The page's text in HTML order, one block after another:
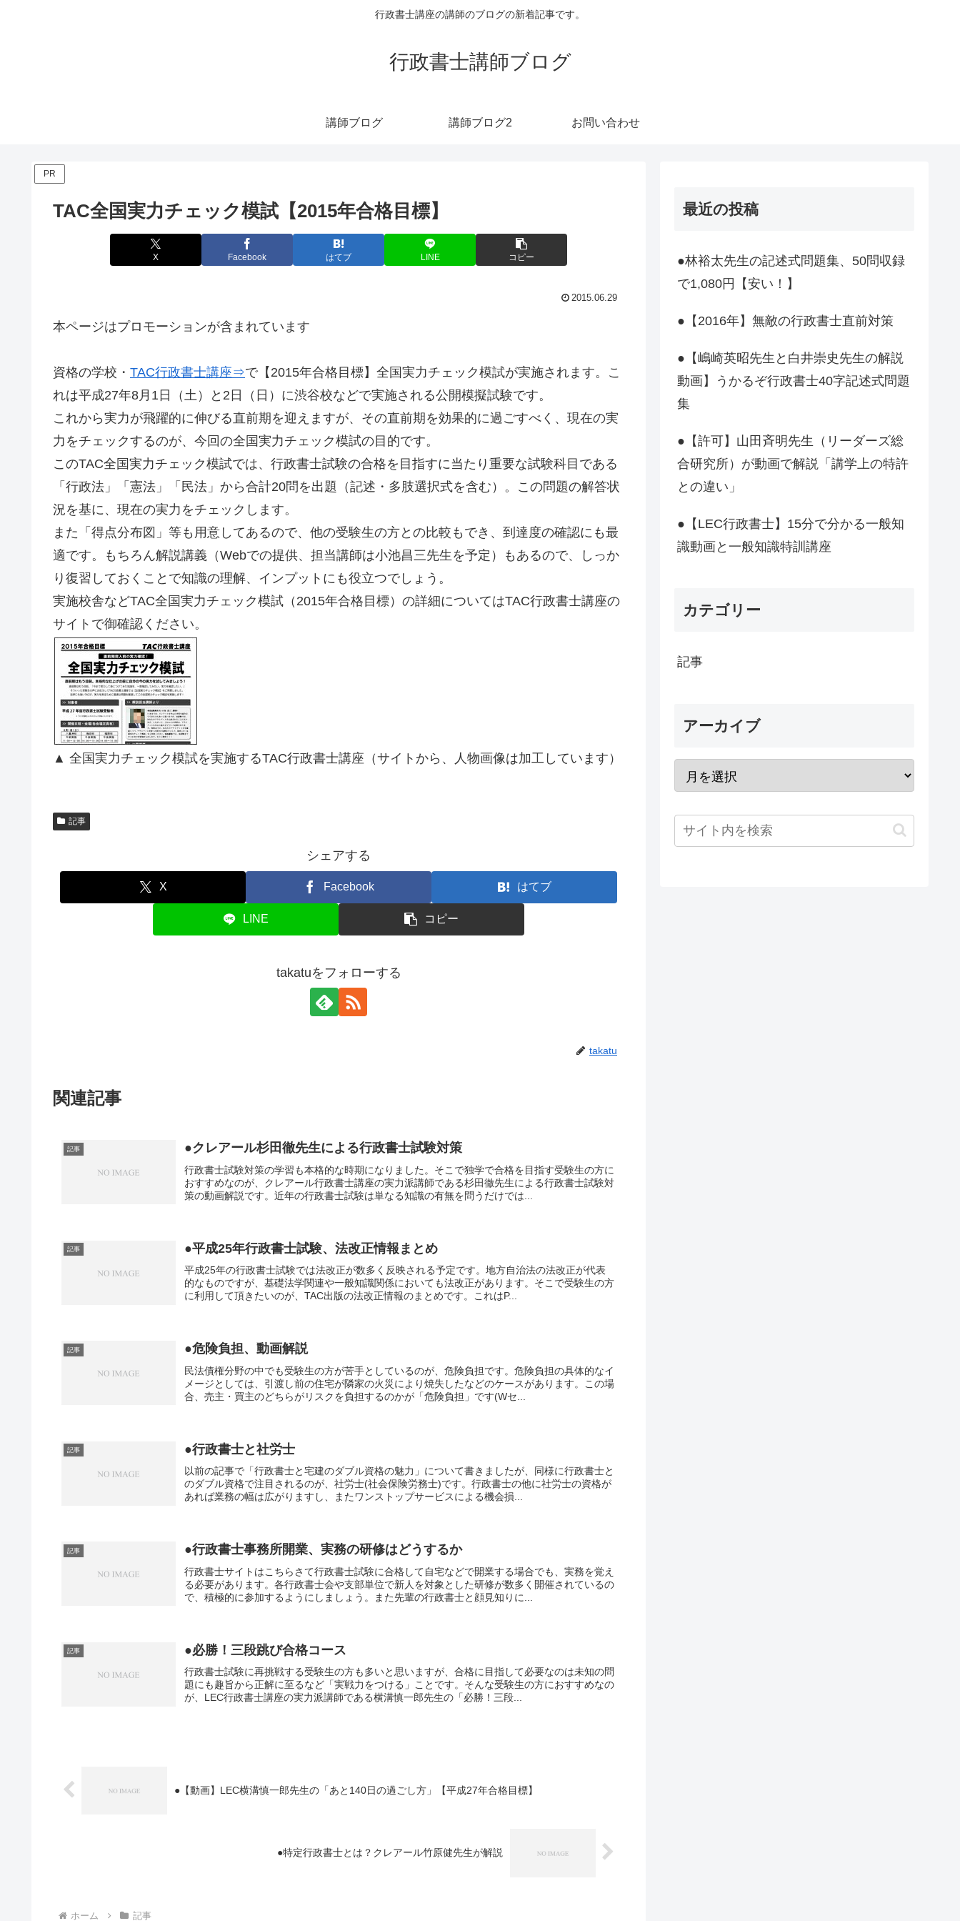
行政書士講座の講師のブログの新着記事です。
行政書士講師ブログ
講師ブログ 講師ブログ2 お問い合わせ
PR
TAC全国実力チェック模試【2015年合格目標】
X Facebook はてブ LINE コピー
2015.06.29
本ページはプロモーションが含まれています
資格の学校・ TAC行政書士講座⇒で【2015年合格目標】全国実力チェック模試が実施されます。こ
れは平成27年8月1日（土）と2日（日）に渋谷校などで実施される公開模擬試験です。
これから実力が飛躍的に伸びる直前期を迎えますが、その直前期を効果的に過ごすべく、現在の実
力をチェックするのが、今回の全国実力チェック模試の目的です。
このTAC全国実力チェック模試では、行政書士試験の合格を目指すに当たり重要な試験科目である
「行政法」「憲法」「民法」から合計20問を出題（記述・多肢選択式を含む）。この問題の解答状
況を基に、現在の実力をチェックします。
また「得点分布図」等も用意してあるので、他の受験生の方との比較もでき、到達度の確認にも最
適です。もちろん解説講義（Webでの提供、担当講師は小池昌三先生を予定）もあるので、しっか
り復習しておくことで知識の理解、インプットにも役立つでしょう。
実施校舎などTAC全国実力チェック模試（2015年合格目標）の詳細についてはTAC行政書士講座の
サイトで御確認ください。
▲ 全国実力チェック模試を実施するTAC行政書士講座（サイトから、人物画像は加工しています）
記事
シェアする
X Facebook はてブ
LINE コピー
takatuをフォローする
takatu
関連記事
記事 ●クレアール杉田徹先生による行政書士試験対策
行政書士試験対策の学習も本格的な時期になりました。そこで独学で合格を目指す受験生の方に
おすすめなのが、クレアール行政書士講座の実力派講師である杉田徹先生による行政書士試験対
策の動画解説です。近年の行政書士試験は単なる知識の有無を問うだけでは...
記事 ●平成25年行政書士試験、法改正情報まとめ
平成25年の行政書士試験では法改正が数多く反映される予定です。地方自治法の法改正が代表
的なものですが、基礎法学関連や一般知識関係においても法改正があります。そこで受験生の方
に利用して頂きたいのが、TAC出版の法改正情報のまとめです。これはP...
記事 ●危険負担、動画解説
民法債権分野の中でも受験生の方が苦手としているのが、危険負担です。危険負担の具体的なイ
メージとしては、引渡し前の住宅が隣家の火災により焼失したなどのケースがあります。この場
合、売主・買主のどちらがリスクを負担するのかが「危険負担」です(Wセ...
記事 ●行政書士と社労士
以前の記事で「行政書士と宅建のダブル資格の魅力」について書きましたが、同様に行政書士と
のダブル資格で注目されるのが、社労士(社会保険労務士)です。行政書士の他に社労士の資格が
あれば業務の幅は広がりますし、またワンストップサービスによる機会損...
記事 ●行政書士事務所開業、実務の研修はどうするか
行政書士サイトはこちらさて行政書士試験に合格して自宅などで開業する場合でも、実務を覚え
る必要があります。各行政書士会や支部単位で新人を対象とした研修が数多く開催されているの
で、積極的に参加するようにしましょう。また先輩の行政書士と顔見知りに...
記事 ●必勝！三段跳び合格コース
行政書士試験に再挑戦する受験生の方も多いと思いますが、合格に目指して必要なのは未知の問
題にも趣旨から正解に至るなど「実戦力をつける」ことです。そんな受験生の方におすすめなの
が、LEC行政書士講座の実力派講師である横溝慎一郎先生の「必勝！三段...
●【動画】LEC横溝慎一郎先生の「あと140日の過ごし方」【平成27年合格目標】
●特定行政書士とは？クレアール竹原健先生が解説
ホーム 記事
最近の投稿
●林裕太先生の記述式問題集、50問収録
で1,080円【安い！】
●【2016年】無敵の行政書士直前対策
●【嶋崎英昭先生と白井崇史先生の解説
動画】うかるぞ行政書士40字記述式問題
集
●【許可】山田斉明先生（リーダーズ総
合研究所）が動画で解説「講学上の特許
との違い」
●【LEC行政書士】15分で分かる一般知
識動画と一般知識特訓講座
カテゴリー
記事
アーカイブ